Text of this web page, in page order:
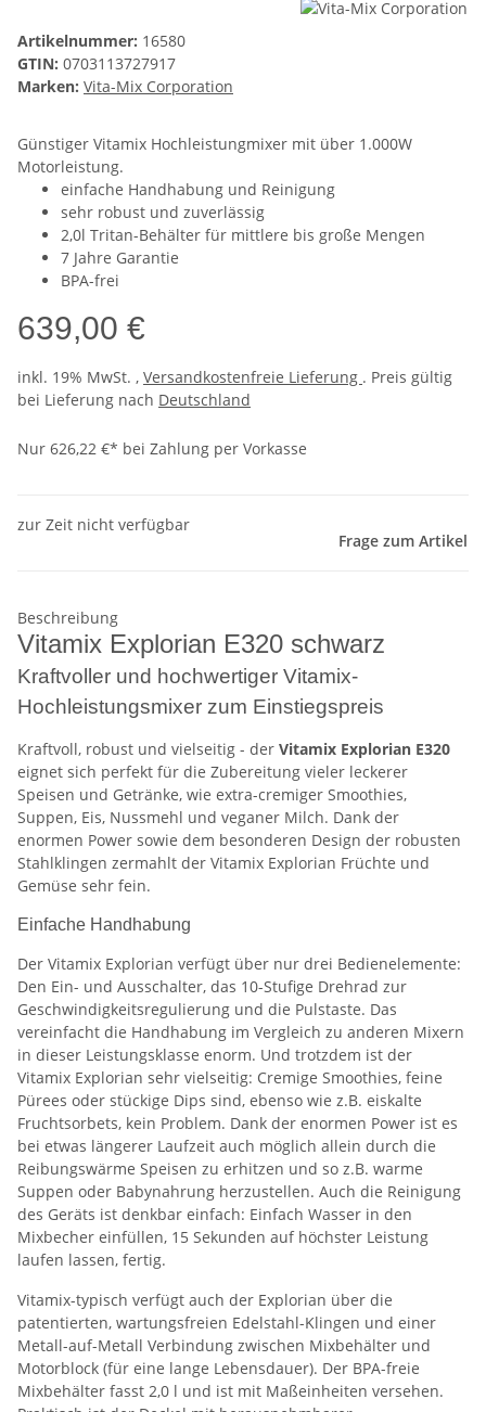
Artikelnummer: 16580
GTIN: 0703113727917
Marken: Vita-Mix Corporation
Günstiger Vitamix Hochleistungmixer mit über 1.000W
Motorleistung.
einfache Handhabung und Reinigung
sehr robust und zuverlässig
2,0l Tritan-Behälter für mittlere bis große Mengen
7 Jahre Garantie
BPA-frei
639,00 €
inkl. 19% MwSt. , Versandkostenfreie Lieferung . Preis gültig
bei Lieferung nach Deutschland
Nur 626,22 €* bei Zahlung per Vorkasse
zur Zeit nicht verfügbar
Frage zum Artikel
Beschreibung
Vitamix Explorian E320 schwarz
Kraftvoller und hochwertiger Vitamix-
Hochleistungsmixer zum Einstiegspreis
Kraftvoll, robust und vielseitig - der Vitamix Explorian E320
eignet sich perfekt für die Zubereitung vieler leckerer
Speisen und Getränke, wie extra-cremiger Smoothies,
Suppen, Eis, Nussmehl und veganer Milch. Dank der
enormen Power sowie dem besonderen Design der robusten
Stahlklingen zermahlt der Vitamix Explorian Früchte und
Gemüse sehr fein.
Einfache Handhabung
Der Vitamix Explorian verfügt über nur drei Bedienelemente:
Den Ein- und Ausschalter, das 10-Stufige Drehrad zur
Geschwindigkeitsregulierung und die Pulstaste. Das
vereinfacht die Handhabung im Vergleich zu anderen Mixern
in dieser Leistungsklasse enorm. Und trotzdem ist der
Vitamix Explorian sehr vielseitig: Cremige Smoothies, feine
Pürees oder stückige Dips sind, ebenso wie z.B. eiskalte
Fruchtsorbets, kein Problem. Dank der enormen Power ist es
bei etwas längerer Laufzeit auch möglich allein durch die
Reibungswärme Speisen zu erhitzen und so z.B. warme
Suppen oder Babynahrung herzustellen. Auch die Reinigung
des Geräts ist denkbar einfach: Einfach Wasser in den
Mixbecher einfüllen, 15 Sekunden auf höchster Leistung
laufen lassen, fertig.
Vitamix-typisch verfügt auch der Explorian über die
patentierten, wartungsfreien Edelstahl-Klingen und einer
Metall-auf-Metall Verbindung zwischen Mixbehälter und
Motorblock (für eine lange Lebensdauer). Der BPA-freie
Mixbehälter fasst 2,0 l und ist mit Maßeinheiten versehen.